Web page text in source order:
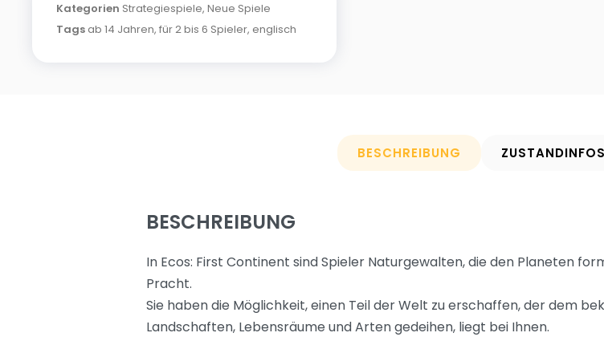
Kategorien Strategiespiele, Neue Spiele
Tags ab 14 Jahren, für 2 bis 6 Spieler, englisch
BESCHREIBUNG ZUSTANDINFOS
BESCHREIBUNG
In Ecos: First Continent sind Spieler Naturgewalten, die den Planeten
Pracht.
Sie haben die Möglichkeit, einen Teil der Welt zu erschaffen, der dem
Landschaften, Lebensräume und Arten gedeihen, liegt bei Ihnen.